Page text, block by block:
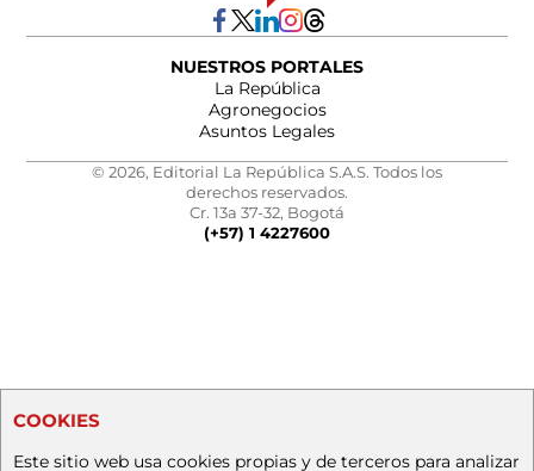
NUESTROS PORTALES
La República
Agronegocios
Asuntos Legales
© 2026, Editorial La República S.A.S. Todos los
derechos reservados.
Cr. 13a 37-32, Bogotá
(+57) 1 4227600
COOKIES
Este sitio web usa cookies propias y de terceros para analizar